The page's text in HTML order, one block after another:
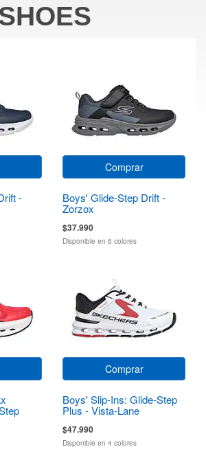
-
Comprar
Boys' Glide-Step Drift -
Zorzox
$37.990
Disponible en 6 colores
Comprar
Boys' Slip-Ins: Glide-Step
Plus - Vista-Lane
$47.990
Disponible en 4 colores